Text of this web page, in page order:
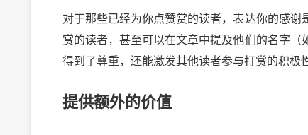
对于那些已经为你点赞赏的读者，表达你的感
赏的读者，甚至可以在文章中提及他们的名字
得到了尊重，还能激发其他读者参与打赏的积极
提供额外的价值